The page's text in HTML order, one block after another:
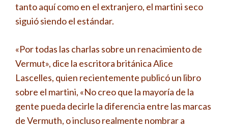
tanto aquí como en el extranjero, el martini seco
siguió siendo el estándar.
«Por todas las charlas sobre un renacimiento de
Vermut», dice la escritora británica Alice
Lascelles, quien recientemente publicó un libro
sobre el martini, «No creo que la mayoría de la
gente pueda decirle la diferencia entre las marcas
de Vermuth, o incluso realmente nombrar a